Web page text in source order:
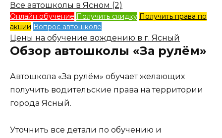
Все автошколы в Ясном (2)
Онлайн обучение Получить скидку Получить права по
акции Вопрос автошколе
Цены на обучение вождению в г. Ясный
Обзор автошколы «За рулём»
Автошкола «За рулём» обучает желающих
получить водительские права на территории
города Ясный.
Уточнить все детали по обучению и